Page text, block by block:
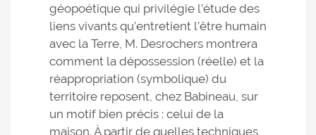
géopoétique qui privilégie l’étude des
liens vivants qu’entretient l’être humain
avec la Terre, M. Desrochers montrera
comment la dépossession (réelle) et la
réappropriation (symbolique) du
territoire reposent, chez Babineau, sur
un motif bien précis : celui de la
maison. À partir de quelles techniques